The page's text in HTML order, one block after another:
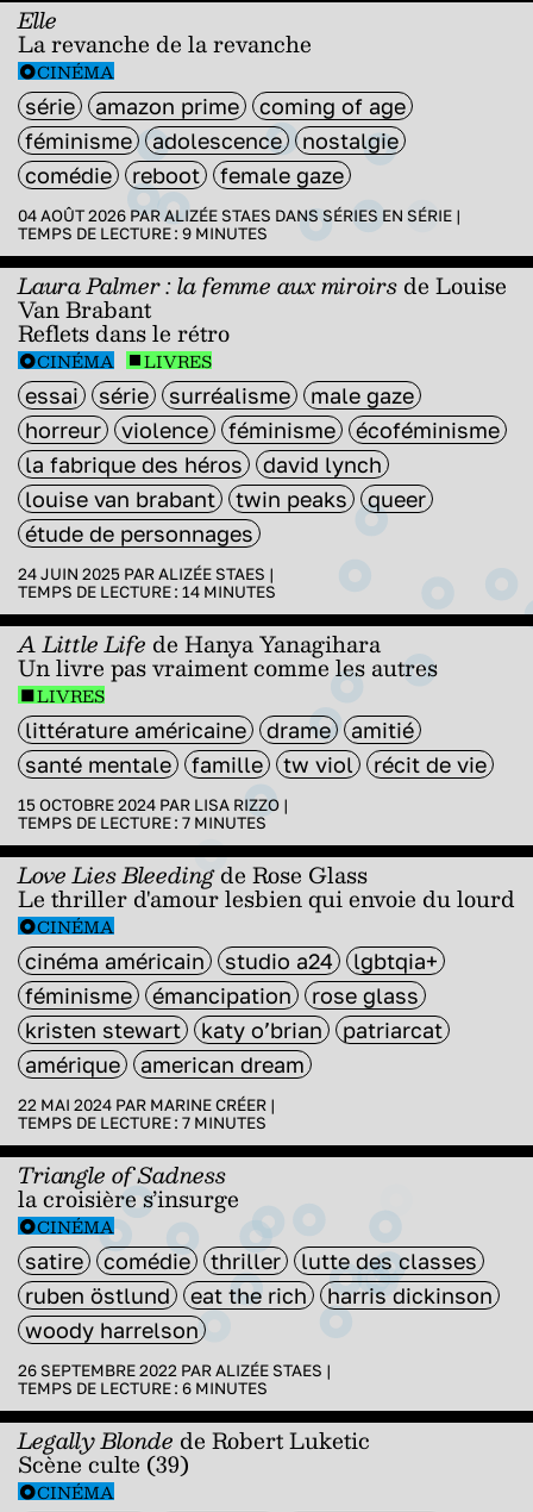
Elle
La revanche de la revanche
CINÉMA
série amazon prime
coming of age
féminisme
adolescence
nostalgie
comédie
reboot female gaze
04 AOÛT 2026 PARALIZÉE STAES DANS SÉRIES EN SÉRIE |
TEMPS DE LECTURE : 9 MINUTES
Laura Palmer : la femme aux miroirsde Louise
Van Brabant
Reflets dans le rétro
CINÉMA LIVRES
essai série surréalisme
male gaze
horreur
violence féminisme
écoféminisme
la fabrique des héros
david lynch
louise van brabant
twin peaks
queer
étude de personnages
24 JUIN 2025 PARALIZÉE STAES |
TEMPS DE LECTURE : 14 MINUTES
A Little Life de Hanya Yanagihara
Un livre pas vraiment comme les autres
LIVRES
littérature américaine drame
amitié
santé mentale
famille tw viol récit de vie
15 OCTOBRE 2024 PAR LISA RIZZO |
TEMPS DE LECTURE : 7 MINUTES
Love Lies Bleedingde Rose Glass
Le thriller d'amour lesbien qui envoie du lourd
CINÉMA
cinéma américain studio a24
lgbtqia+
féminisme
émancipation
rose glass
kristen stewart
katy o’brian
patriarcat
amérique
american dream
22 MAI 2024 PAR MARINE CRÉER |
TEMPS DE LECTURE : 7 MINUTES
Triangle of Sadness
la croisière s’insurge
CINÉMA
satire comédie thriller
lutte des classes
ruben östlund
eat the rich
harris dickinson
woody harrelson
26 SEPTEMBRE 2022 PARALIZÉE STAES |
TEMPS DE LECTURE : 6 MINUTES
Legally Blonde de Robert Luketic
Scène culte (39)
CINÉMA